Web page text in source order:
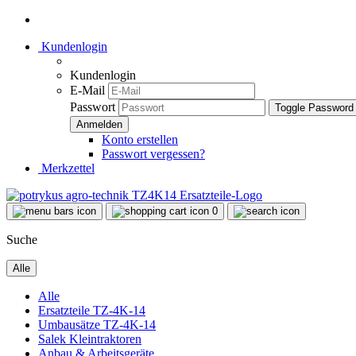
Kundenlogin
Kundenlogin
E-Mail
Passwort
Toggle
Konto erstellen
Passwort vergessen?
Merkzettel
0
Suche
Alle
Alle
Ersatzteile TZ-4K-14
Umbausätze TZ-4K-14
Salek Kleintraktoren
Anbau & Arbeitsgeräte